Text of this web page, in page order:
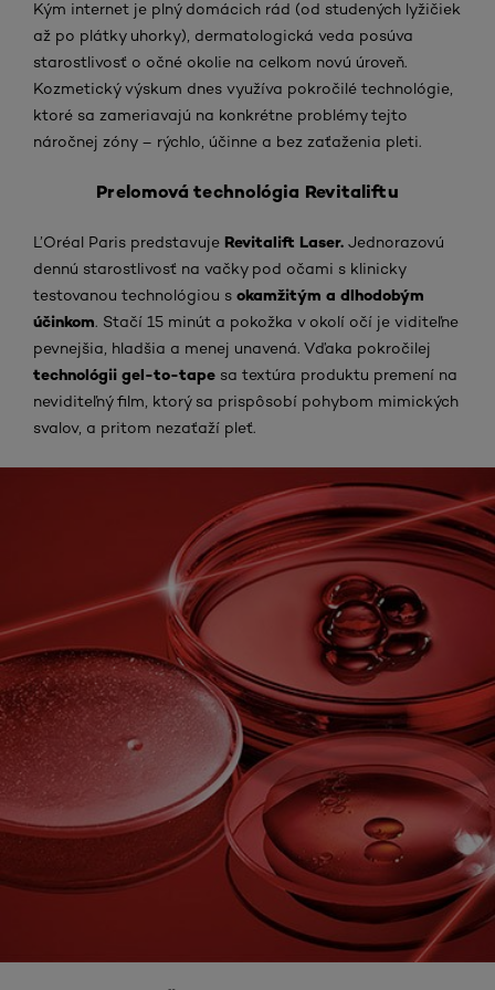
Kým internet je plný domácich rád (od studených lyžičiek
až po plátky uhorky), dermatologická veda posúva
starostlivosť o očné okolie na celkom novú úroveň.
Kozmetický výskum dnes využíva pokročilé technológie,
ktoré sa zameriavajú na konkrétne problémy tejto
náročnej zóny – rýchlo, účinne a bez zaťaženia pleti.
Prelomová technológia Revitaliftu
L’Oréal Paris predstavuje Revitalift Laser. Jednorazovú
dennú starostlivosť na vačky pod očami s klinicky
testovanou technológiou s okamžitým a dlhodobým
účinkom. Stačí 15 minút a pokožka v okolí očí je viditeľne
pevnejšia, hladšia a menej unavená. Vďaka pokročilej
technológii gel-to-tape sa textúra produktu premení na
neviditeľný film, ktorý sa prispôsobí pohybom mimických
svalov, a pritom nezaťaží pleť.